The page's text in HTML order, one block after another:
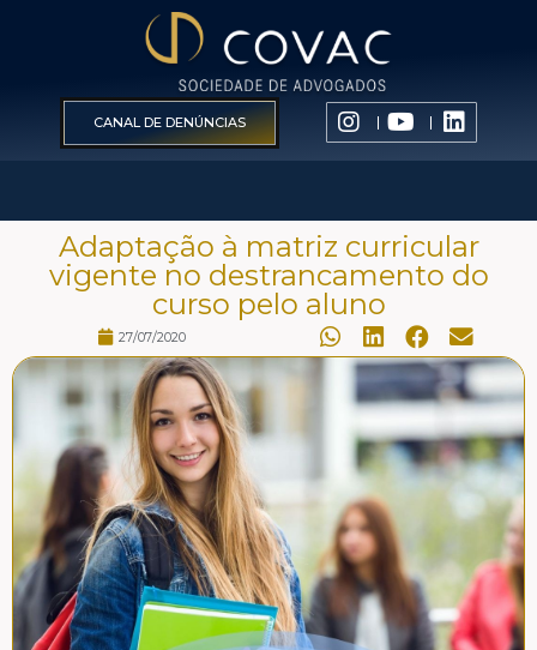
CANAL DE DENÚNCIAS
Adaptação à matriz curricular
vigente no destrancamento do
curso pelo aluno
27/07/2020